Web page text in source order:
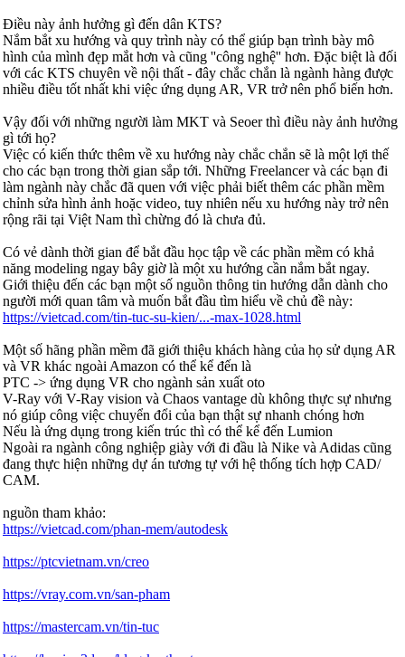
Điều này ảnh hưởng gì đến dân KTS?
Nắm bắt xu hướng và quy trình này có thể giúp bạn trình bày mô
hình của mình đẹp mắt hơn và cũng ''công nghệ'' hơn. Đặc biệt là đối
với các KTS chuyên về nội thất - đây chắc chắn là ngành hàng được
nhiều điều tốt nhất khi việc ứng dụng AR, VR trở nên phổ biến hơn.
Vậy đối với những người làm MKT và Seoer thì điều này ảnh hưởng
gì tới họ?
Việc có kiến thức thêm về xu hướng này chắc chắn sẽ là một lợi thế
cho các bạn trong thời gian sắp tới. Những Freelancer và các bạn đi
làm ngành này chắc đã quen với việc phải biết thêm các phần mềm
chỉnh sửa hình ảnh hoặc video, tuy nhiên nếu xu hướng này trở nên
rộng rãi tại Việt Nam thì chừng đó là chưa đủ.
Có vẻ dành thời gian để bắt đầu học tập về các phần mềm có khả
năng modeling ngay bây giờ là một xu hướng cần nắm bắt ngay.
Giới thiệu đến các bạn một số nguồn thông tin hướng dẫn dành cho
người mới quan tâm và muốn bắt đầu tìm hiểu về chủ đề này:
https://vietcad.com/tin-tuc-su-kien/...-max-1028.html
Một số hãng phần mềm đã giới thiệu khách hàng của họ sử dụng AR
và VR khác ngoài Amazon có thể kể đến là
PTC -> ứng dụng VR cho ngành sản xuất oto
V-Ray với V-Ray vision và Chaos vantage dù không thực sự nhưng
nó giúp công việc chuyển đổi của bạn thật sự nhanh chóng hơn
Nếu là ứng dụng trong kiến trúc thì có thể kể đến Lumion
Ngoài ra ngành công nghiệp giày với đi đầu là Nike và Adidas cũng
đang thực hiện những dự án tương tự với hệ thống tích hợp CAD/
CAM.
nguồn tham khảo:
https://vietcad.com/phan-mem/autodesk
https://ptcvietnam.vn/creo
https://vray.com.vn/san-pham
https://mastercam.vn/tin-tuc